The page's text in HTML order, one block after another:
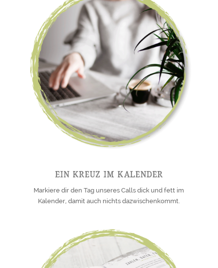
Ein Kreuz im Kalender
Markiere dir den Tag unseres Calls dick und fett im
Kalender, damit auch nichts dazwischenkommt.